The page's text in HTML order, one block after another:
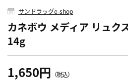
サンドラッグe-shop
カネボウ メディア リュク
14g
1,650円 （税込）